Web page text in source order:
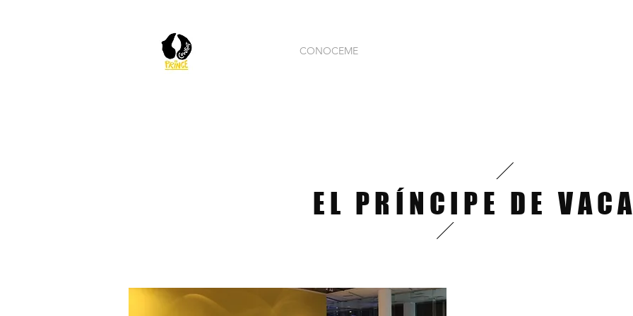
CONOCEME
EL PRÍNCIPE DE VACA